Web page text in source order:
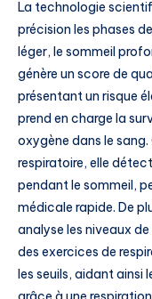
La technologie
précision les phases
léger, le sommeil
génère un score de
présentant un risque
prend en charge la
oxygène dans le
respiratoire, elle
pendant le sommeil,
médicale rapide. De
analyse les niveaux
des exercices de
les seuils, aidant ainsi